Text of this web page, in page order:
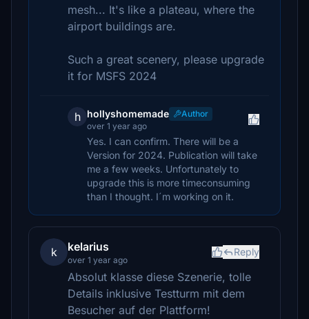
mesh... It's like a plateau, where the
airport buildings are.
Such a great scenery, please upgrade
it for MSFS 2024
h hollyshomemade
Author
over 1 year ago
Yes. I can confirm. There will be a
Version for 2024. Publication will take
me a few weeks. Unfortunately to
upgrade this is more timeconsuming
than I thought. I´m working on it.
k kelarius
over 1 year ago
Reply
Absolut klasse diese Szenerie, tolle
Details inklusive Testturm mit dem
Besucher auf der Plattform!